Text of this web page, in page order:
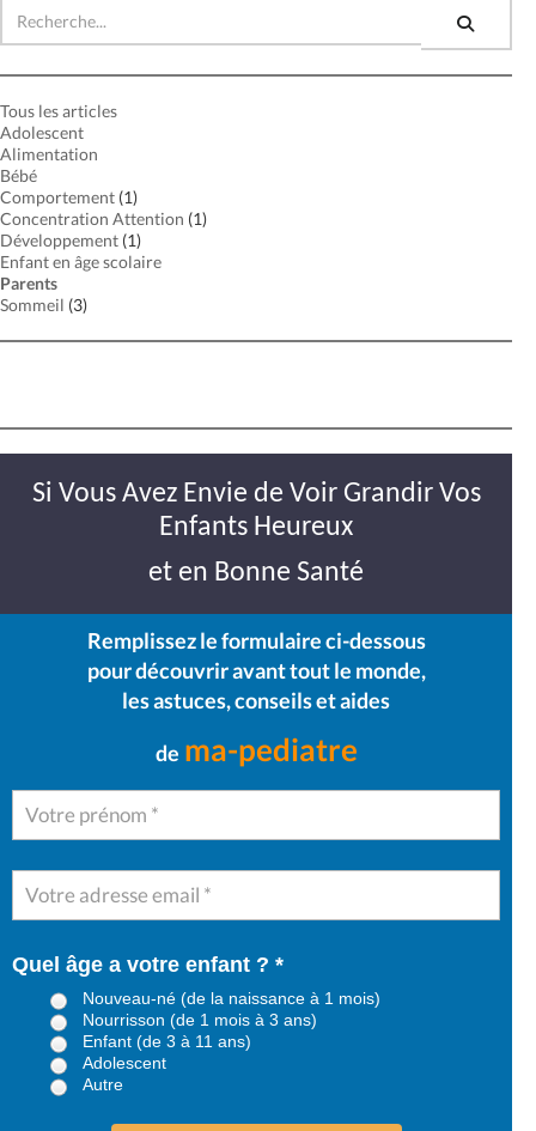
Tous les articles
Adolescent
Alimentation
Bébé
Comportement (1)
Concentration Attention (1)
Développement (1)
Enfant en âge scolaire
Parents
Sommeil (3)
Si Vous Avez Envie de Voir Grandir Vos
Enfants Heureux
et en Bonne Santé
Remplissez le formulaire ci-dessous
pour découvrir avant tout le monde,
les astuces, conseils et aides
de ma-pediatre
Quel âge a votre enfant ? *
Nouveau-né (de la naissance à 1 mois)
Nourrisson (de 1 mois à 3 ans)
Enfant (de 3 à 11 ans)
Adolescent
Autre